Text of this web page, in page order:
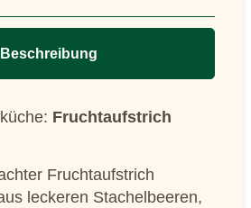
Beschreibung
Fruchtaufstrich
Fruchtaufstrich
leckeren Stachelbeeren,